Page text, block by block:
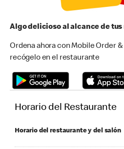
Algo delicioso al alcance de tus
Ordena ahora con Mobile Order &
recógelo en el restaurante
Horario del Restaurante
Horario del restaurante y del salón